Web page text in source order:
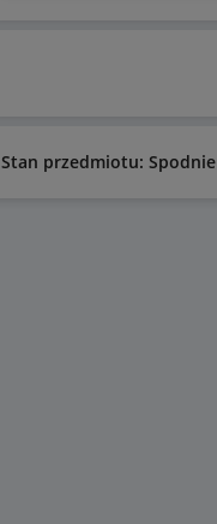
Stan przedmiotu: Spodnie